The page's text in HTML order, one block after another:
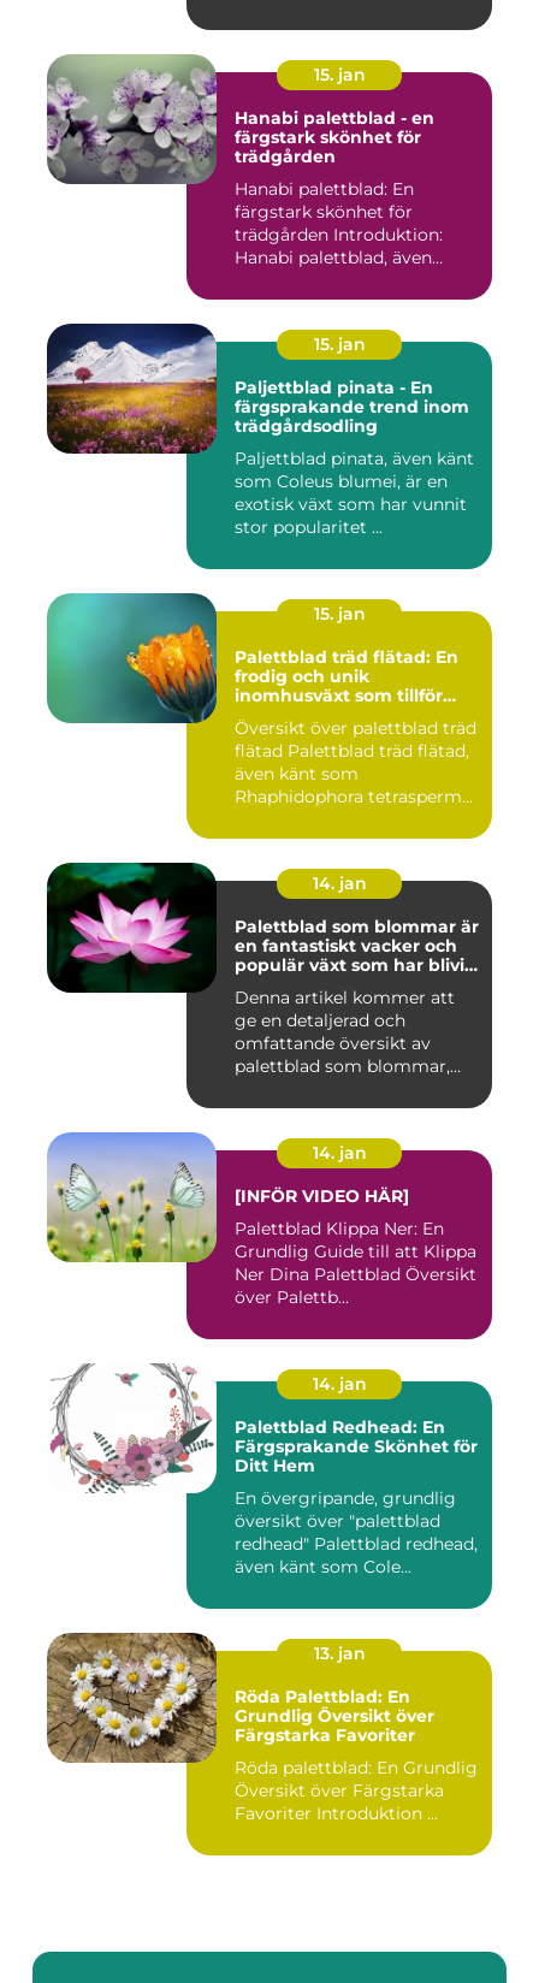
15. jan
Hanabi palettblad - en
färgstark skönhet för
trädgården
Hanabi palettblad: En
färgstark skönhet för
trädgården Introduktion:
Hanabi palettblad, även
15. jan
Paljettblad pinata - En
färgsprakande trend inom
trädgårdsodling
Paljettblad pinata, även känt
som Coleus blumei, är en
exotisk växt som har vunnit
stor popularitet ...
15. jan
Palettblad träd flätad: En
frodig och unik
inomhusväxt som tillför
färg till ditt hem
Översikt över palettblad träd
flätad Palettblad träd flätad,
även känt som
Rhaphidophora tetrasperm...
14. jan
Palettblad som blommar är
en fantastiskt vacker och
populär växt som har blivit
trädgårdsentusiaster runt
om i världen
Denna artikel kommer att
ge en detaljerad och
omfattande översikt av
palettblad som blommar,
14. jan
[INFÖR VIDEO HÄR]
Palettblad Klippa Ner: En
Grundlig Guide till att Klippa
Ner Dina Palettblad Översikt
över Palettb...
14. jan
Palettblad Redhead: En
Färgsprakande Skönhet för
Ditt Hem
En övergripande, grundlig
översikt över "palettblad
redhead" Palettblad redhead,
även känt som Cole...
13. jan
Röda Palettblad: En
Grundlig Översikt över
Färgstarka Favoriter
Röda palettblad: En Grundlig
Översikt över Färgstarka
Favoriter Introduktion ...